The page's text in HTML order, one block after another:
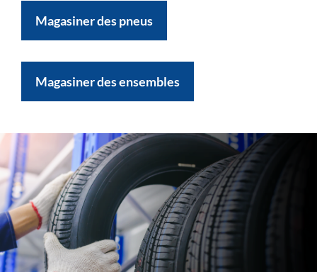
Magasiner des pneus
Magasiner des ensembles